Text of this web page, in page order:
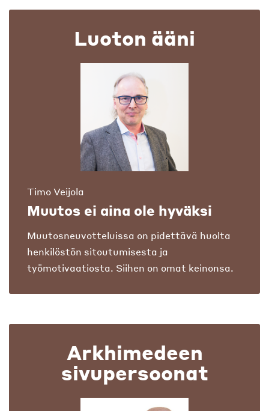
Luoton ääni
Timo Veijola
Muutos ei aina ole hyväksi
Muutosneuvotteluissa on pidettävä huolta
henkilöstön sitoutumisesta ja
työmotivaatiosta. Siihen on omat keinonsa.
Arkhimedeen
sivupersoonat